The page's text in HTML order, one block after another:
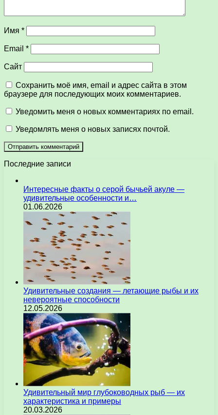
Имя *
Email *
Сайт
Сохранить моё имя, email и адрес сайта в этом
браузере для последующих моих комментариев.
Уведомить меня о новых комментариях по email.
Уведомлять меня о новых записях почтой.
Последние записи
Интересные факты о серой бычьей акуле —
удивительные особенности и…
01.06.2026
Удивительные создания — летающие рыбы и их
невероятные способности
12.05.2026
Удивительный мир глубоководных рыб — их
характеристика и примеры
20.03.2026